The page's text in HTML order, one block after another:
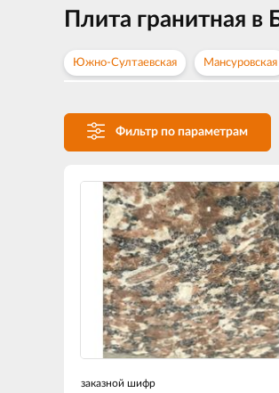
Плита гранитная в
Южно-Султаевская Мансуровская
Фильтр по параметрам
заказной шифр